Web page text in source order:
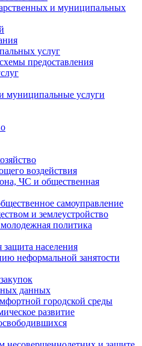
и муниципальных
услуг
предоставления
муниципальные услуги
воздействия
ЧС и общественная
самоуправление
и землеустройство
политика
защита населения
неформальной занятости
данных
городской среды
развитие